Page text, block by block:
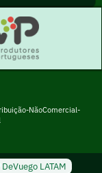
NãoComercial-
DeVuego LATAM